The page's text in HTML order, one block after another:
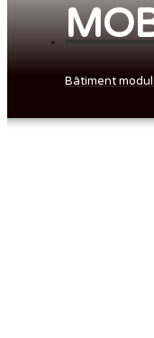
Bâtiment